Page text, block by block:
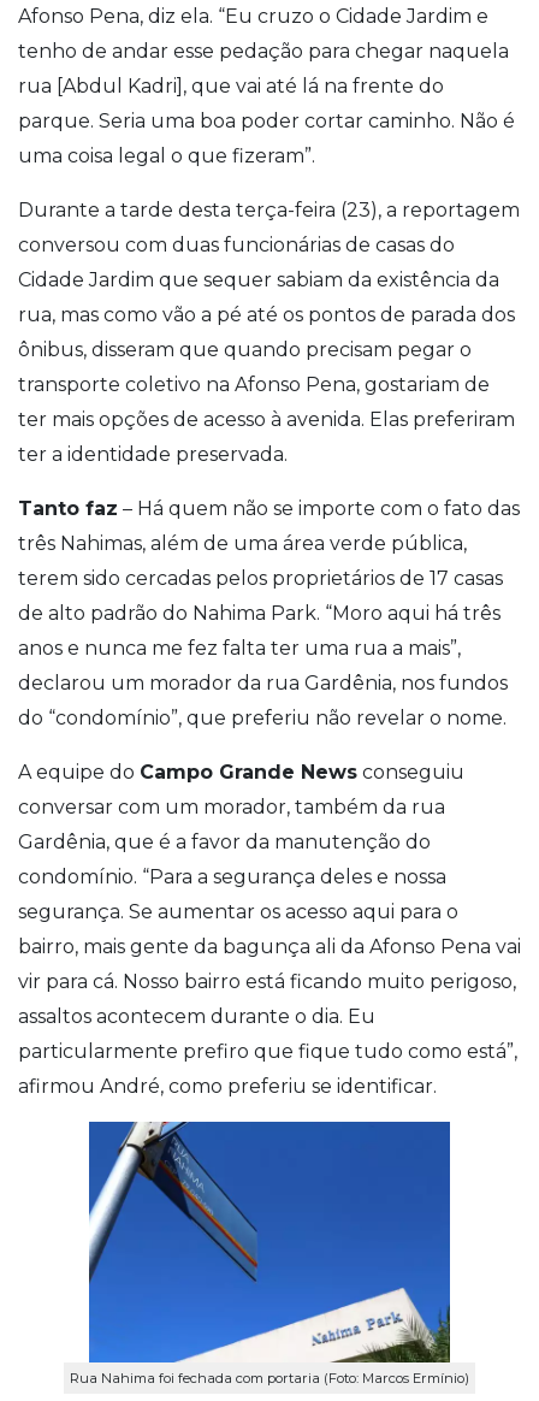
Afonso Pena, diz ela. “Eu cruzo o Cidade Jardim e
tenho de andar esse pedação para chegar naquela
rua [Abdul Kadri], que vai até lá na frente do
parque. Seria uma boa poder cortar caminho. Não é
uma coisa legal o que fizeram”.
Durante a tarde desta terça-feira (23), a reportagem
conversou com duas funcionárias de casas do
Cidade Jardim que sequer sabiam da existência da
rua, mas como vão a pé até os pontos de parada dos
ônibus, disseram que quando precisam pegar o
transporte coletivo na Afonso Pena, gostariam de
ter mais opções de acesso à avenida. Elas preferiram
ter a identidade preservada.
Tanto faz – Há quem não se importe com o fato das
três Nahimas, além de uma área verde pública,
terem sido cercadas pelos proprietários de 17 casas
de alto padrão do Nahima Park. “Moro aqui há três
anos e nunca me fez falta ter uma rua a mais”,
declarou um morador da rua Gardênia, nos fundos
do “condomínio”, que preferiu não revelar o nome.
A equipe do Campo Grande News conseguiu
conversar com um morador, também da rua
Gardênia, que é a favor da manutenção do
condomínio. “Para a segurança deles e nossa
segurança. Se aumentar os acesso aqui para o
bairro, mais gente da bagunça ali da Afonso Pena vai
vir para cá. Nosso bairro está ficando muito perigoso,
assaltos acontecem durante o dia. Eu
particularmente prefiro que fique tudo como está”,
afirmou André, como preferiu se identificar.
Rua Nahima foi fechada com portaria (Foto: Marcos Ermínio)